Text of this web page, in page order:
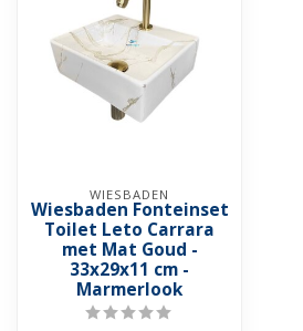
WIESBADEN
Wiesbaden Fonteinset
Toilet Leto Carrara
met Mat Goud -
33x29x11 cm -
Marmerlook